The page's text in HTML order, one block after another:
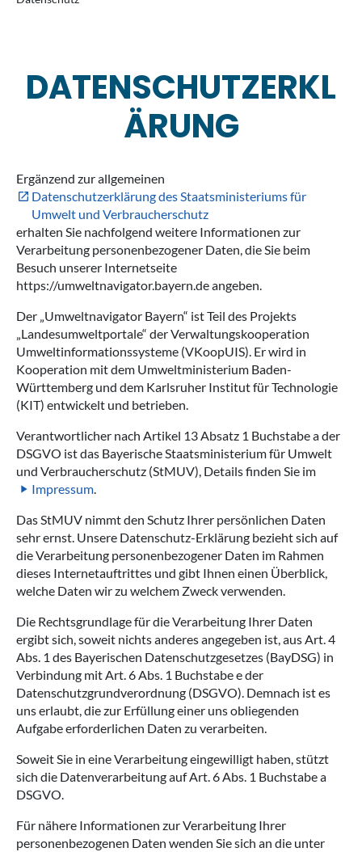
DATENSCHUTZERKL
ÄRUNG
Ergänzend zur allgemeinen
Datenschutzerklärung des Staatsministeriums für
Umwelt und Verbraucherschutz
erhalten Sie nachfolgend weitere Informationen zur
Verarbeitung personenbezogener Daten, die Sie beim
Besuch unserer Internetseite
https://umweltnavigator.bayern.de angeben.
Der „Umweltnavigator Bayern“ ist Teil des Projekts
„Landesumweltportale“ der Verwaltungskooperation
Umweltinformationssysteme (VKoopUIS). Er wird in
Kooperation mit dem Umweltministerium Baden-
Württemberg und dem Karlsruher Institut für Technologie
(KIT) entwickelt und betrieben.
Verantwortlicher nach Artikel 13 Absatz 1 Buchstabe a der
DSGVO ist das Bayerische Staatsministerium für Umwelt
und Verbraucherschutz (StMUV), Details finden Sie im
Impressum.
Das StMUV nimmt den Schutz Ihrer persönlichen Daten
sehr ernst. Unsere Datenschutz-Erklärung bezieht sich auf
die Verarbeitung personenbezogener Daten im Rahmen
dieses Internetauftrittes und gibt Ihnen einen Überblick,
welche Daten wir zu welchem Zweck verwenden.
Die Rechtsgrundlage für die Verarbeitung Ihrer Daten
ergibt sich, soweit nichts anderes angegeben ist, aus Art. 4
Abs. 1 des Bayerischen Datenschutzgesetzes (BayDSG) in
Verbindung mit Art. 6 Abs. 1 Buchstabe e der
Datenschutzgrundverordnung (DSGVO). Demnach ist es
uns erlaubt, die zur Erfüllung einer uns obliegenden
Aufgabe erforderlichen Daten zu verarbeiten.
Soweit Sie in eine Verarbeitung eingewilligt haben, stützt
sich die Datenverarbeitung auf Art. 6 Abs. 1 Buchstabe a
DSGVO.
Für nähere Informationen zur Verarbeitung Ihrer
personenbezogenen Daten wenden Sie sich an die unter